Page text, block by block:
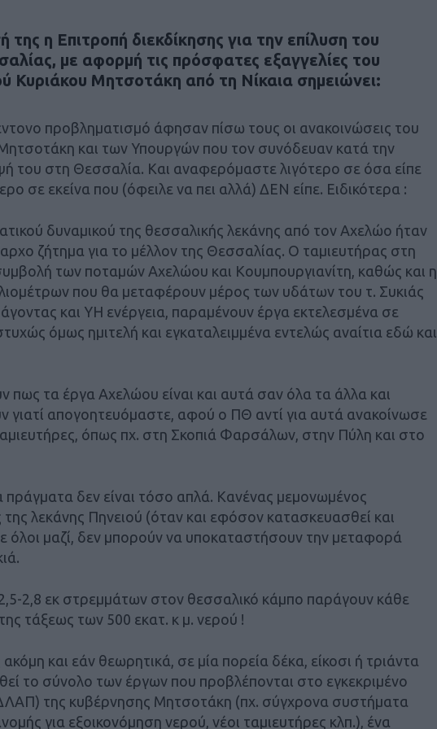
της η Επιτροπή διεκδίκησης για την επίλυση του
με αφορμή τις πρόσφατες εξαγγελίες του
Κυριάκου Μητσοτάκη από τη Νίκαια σημειώνει:
προβληματισμό άφησαν πίσω τους οι ανακοινώσεις του
και των Υπουργών που τον συνόδευαν κατά την
του στη Θεσσαλία. Και αναφερόμαστε λιγότερο σε όσα είπε
σε εκείνα που (όφειλε να πει αλλά) ΔΕΝ είπε. Ειδικότερα :
δυναμικού της θεσσαλικής λεκάνης από τον Αχελώο ήταν
ζήτημα για το μέλλον της Θεσσαλίας. Ο ταμιευτήρας στη
των ποταμών Αχελώου και Κουμπουργιανίτη, καθώς και η
που θα μεταφέρουν μέρος των υδάτων του τ. Συκιάς
και ΥΗ ενέργεια, παραμένουν έργα εκτελεσμένα σε
όμως ημιτελή και εγκαταλειμμένα εντελώς αναίτια εδώ και
πως τα έργα Αχελώου είναι και αυτά σαν όλα τα άλλα και
γιατί απογοητευόμαστε, αφού ο ΠΘ αντί για αυτά ανακοίνωσε
όπως πχ. στη Σκοπιά Φαρσάλων, στην Πύλη και στο
δεν είναι τόσο απλά. Κανένας μεμονωμένος
της λεκάνης Πηνειού (όταν και εφόσον κατασκευασθεί και
όλοι μαζί, δεν μπορούν να υποκαταστήσουν την μεταφορά
2,8 εκ στρεμμάτων στον θεσσαλικό κάμπο παράγουν κάθε
τάξεως των 500 εκατ. κ μ. νερού !
και εάν θεωρητικά, σε μία πορεία δέκα, είκοσι ή τριάντα
το σύνολο των έργων που προβλέπονται στο εγκεκριμένο
της κυβέρνησης Μητσοτάκη (πχ. σύγχρονα συστήματα
για εξοικονόμηση νερού, νέοι ταμιευτήρες κλπ.), ένα